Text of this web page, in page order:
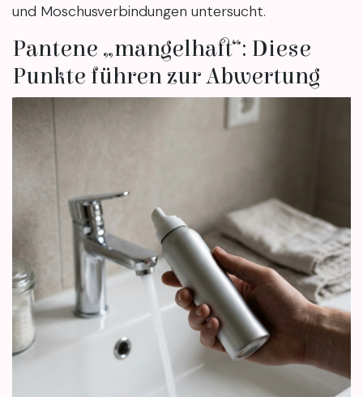
und Moschusverbindungen untersucht.
Pantene „mangelhaft“: Diese
Punkte führen zur Abwertung